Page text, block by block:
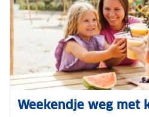
Weekendje weg met